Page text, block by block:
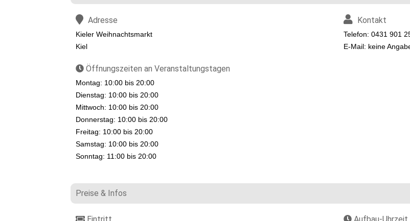
Adresse
Kieler Weihnachtsmarkt
Kiel
Kontakt
Telefon: 0431 901
E-Mail: keine
Öffnungszeiten an Veranstaltungstagen
Montag: 10:00 bis 20:00
Dienstag: 10:00 bis 20:00
Mittwoch: 10:00 bis 20:00
Donnerstag: 10:00 bis 20:00
Freitag: 10:00 bis 20:00
Samstag: 10:00 bis 20:00
Sonntag: 11:00 bis 20:00
Preise & Infos